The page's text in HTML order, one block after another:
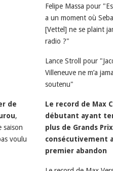
Felipe Massa pour
a un moment où
[Vettel] ne se plaint
radio ?"
Lance Stroll pour
Villeneuve ne m’a
soutenu"
de
,
saison
voulu
Le record de Max
débutant ayant
plus de Grands Prix
consécutivement
premier abandon